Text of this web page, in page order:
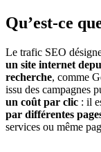
Qu’est-ce
Le trafic SEO
un site internet
recherche, comme
issu des campagnes
un coût par clic : il
par différentes
services ou même